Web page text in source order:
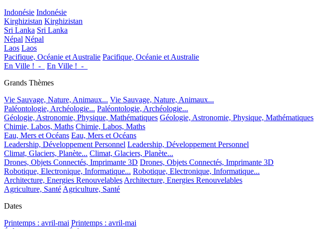
Indonésie Indonésie
Kirghizistan Kirghizistan
Sri Lanka Sri Lanka
Népal Népal
Laos Laos
Pacifique, Océanie et Australie Pacifique, Océanie et Australie
En Ville !_-_
En Ville !_-_
Grands Thèmes
Vie Sauvage, Nature, Animaux... Vie Sauvage, Nature, Animaux...
Paléontologie, Archéologie... Paléontologie, Archéologie...
Géologie, Astronomie, Physique, Mathématiques Géologie, Astronomie, Physique, Mathématiques
Chimie, Labos, Maths Chimie, Labos, Maths
Eau, Mers et Océans Eau, Mers et Océans
Leadership, Développement Personnel Leadership, Développement Personnel
Climat, Glaciers, Planète... Climat, Glaciers, Planète...
Drones, Objets Connectés, Imprimante 3D Drones, Objets Connectés, Imprimante 3D
Robotique, Electronique, Informatique... Robotique, Electronique, Informatique...
Architecture, Energies Renouvelables Architecture, Energies Renouvelables
Agriculture, Santé Agriculture, Santé
Dates
Printemps : avril-mai Printemps : avril-mai